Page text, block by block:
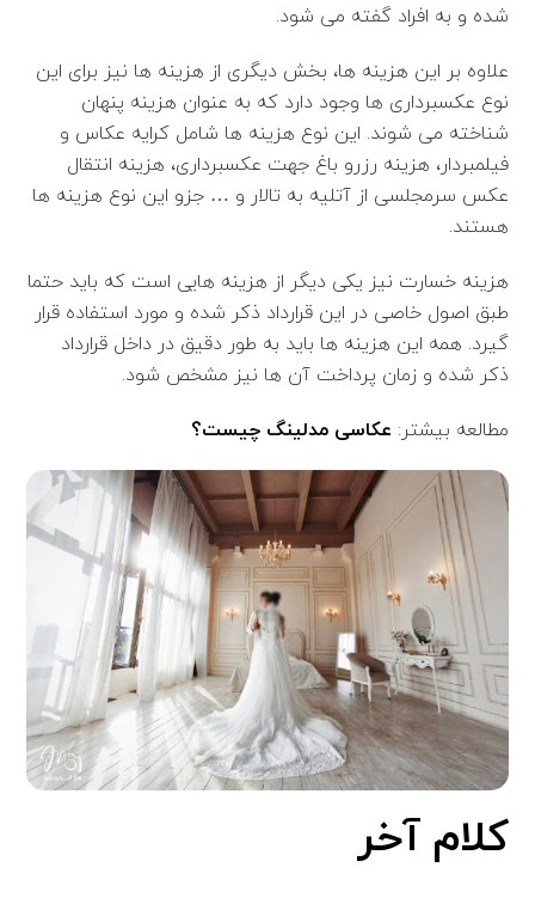
شده و به افراد گفته می شود.
علاوه بر این هزینه ها، بخش دیگری از هزینه ها نیز برای این
نوع عکسبرداری ها وجود دارد که به عنوان هزینه پنهان
شناخته می شوند. این نوع هزینه ها شامل کرایه عکاس و
فیلمبردار، هزینه رزرو باغ جهت عکسبرداری، هزینه انتقال
عکس سرمجلسی از آتلیه به تالار و … جزو این نوع هزینه ها
هستند.
هزینه خسارت نیز یکی دیگر از هزینه هایی است که باید حتما
طبق اصول خاصی در این قرارداد ذکر شده و مورد استفاده قرار
گیرد. همه این هزینه ها باید به طور دقیق در داخل قرارداد
ذکر شده و زمان پرداخت آن ها نیز مشخص شود.
مطالعه بیشتر: عکاسی مدلینگ چیست؟
کلام آخر